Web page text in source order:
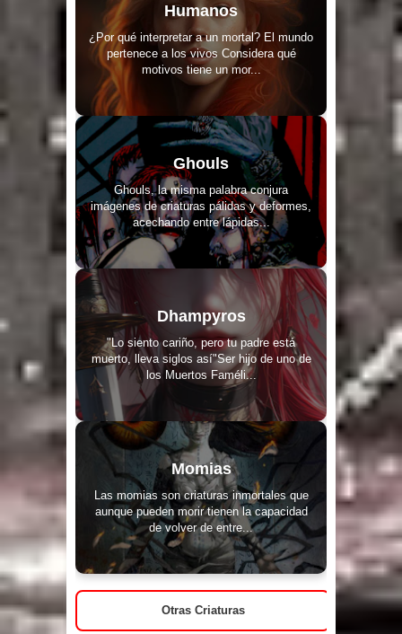
Humanos
¿Por qué interpretar a un mortal? El mundo
pertenece a los vivos Considera qué
motivos tiene un mor...
Ghouls
Ghouls, la misma palabra conjura
imágenes de criaturas pálidas y deformes,
acechando entre lápidas...
Dhampyros
"Lo siento cariño, pero tu padre está
muerto, lleva siglos así"Ser hijo de uno de
los Muertos Faméli...
Momias
Las momias son criaturas inmortales que
aunque pueden morir tienen la capacidad
de volver de entre...
Otras Criaturas